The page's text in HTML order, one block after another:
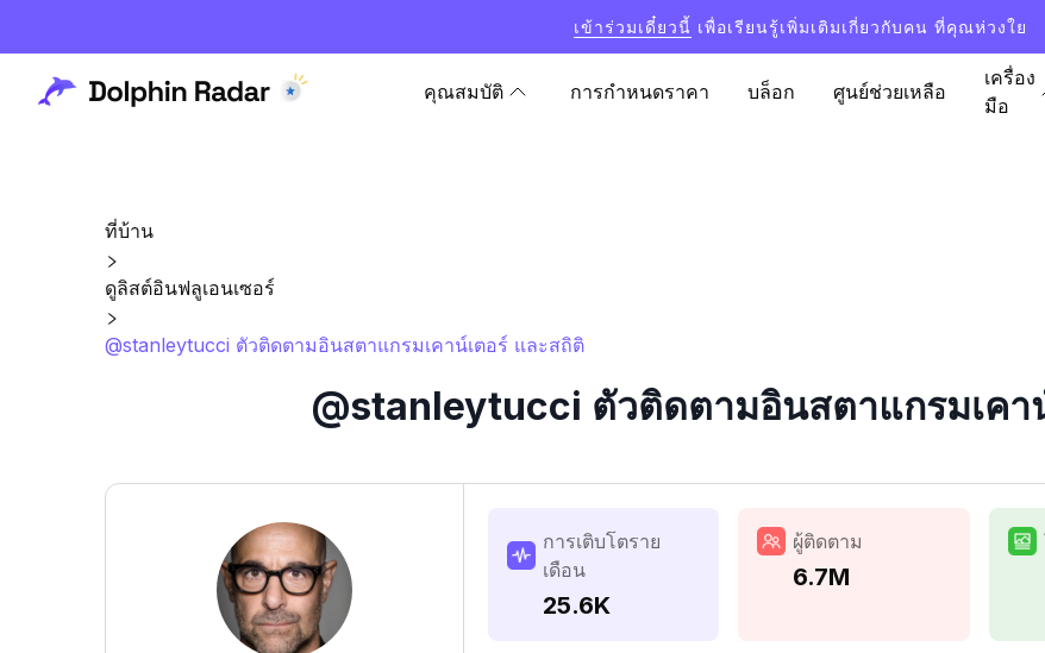
เข้าร่วมเดี๋ยวนี้ เพื่อเรียนรู้เพิ่มเติมเกี่ยวกับคน ที่คุณห่วงใย
คุณสมบัติ การกำหนดราคา บล็อก ศูนย์ช่วยเหลือ
เครื่อง
มือ
ที่บ้าน
ดูลิสต์อินฟลูเอนเซอร์
@stanleytucci ตัวติดตามอินสตาแกรมเคาน์เตอร์ และสถิติ
@stanleytucci ตัวติดตามอินสตาแกรมเคา
การเติบโตราย
เดือน
25.6K
ผู้ติดตาม
6.7M